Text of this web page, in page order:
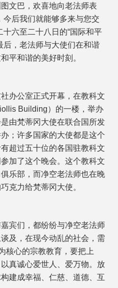
文巴，欢喜地向老法师表
今后我们就能够多来与您交
六至二十八日的“国际和平
后，老法师与大使们在和谐
平和谐的美好时刻。
办公室正式开幕，在教科文
Building）的一楼，举办
由梵蒂冈大使在联合国所发
；许多国家的大使都是这个
超过五十位的各国驻教科文
加了这个晚会。这个教科文
乐部，而净空老法师也在晚
克力给梵蒂冈大使。
宾们，都纷纷与净空老法师
及，在现今动乱的社会，需
核心的宗教教育，要把上
真诚心爱世人、爱万物。放
建成幸福、仁慈、道德、互